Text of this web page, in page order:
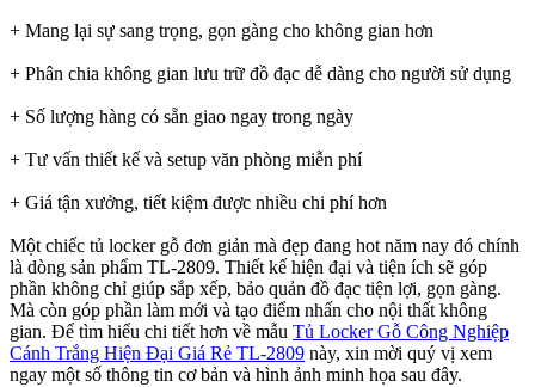
+ Mang lại sự sang trọng, gọn gàng cho không gian hơn
+ Phân chia không gian lưu trữ đồ đạc dễ dàng cho người sử dụng
+ Số lượng hàng có sẵn giao ngay trong ngày
+ Tư vấn thiết kế và setup văn phòng miễn phí
+ Giá tận xưởng, tiết kiệm được nhiều chi phí hơn
Một chiếc tủ locker gỗ đơn giản mà đẹp đang hot năm nay đó chính
là dòng sản phẩm TL-2809. Thiết kế hiện đại và tiện ích sẽ góp
phần không chỉ giúp sắp xếp, bảo quản đồ đạc tiện lợi, gọn gàng.
Mà còn góp phần làm mới và tạo điểm nhấn cho nội thất không
gian. Để tìm hiểu chi tiết hơn về mẫu Tủ Locker Gỗ Công Nghiệp
Cánh Trắng Hiện Đại Giá Rẻ TL-2809 này, xin mời quý vị xem
ngay một số thông tin cơ bản và hình ảnh minh họa sau đây.